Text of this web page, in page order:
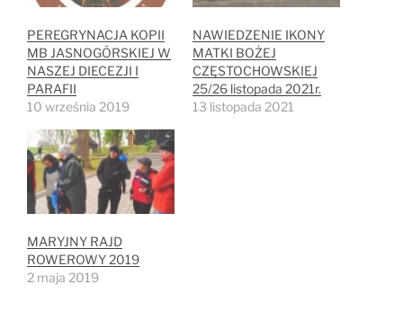
PEREGRYNACJA KOPII
MB JASNOGÓRSKIEJ W
NASZEJ DIECEZJI I
PARAFII
10 września 2019
NAWIEDZENIE IKONY
MATKI BOŻEJ
CZĘSTOCHOWSKIEJ
25/26 listopada 2021r.
13 listopada 2021
MARYJNY RAJD
ROWEROWY 2019
2 maja 2019